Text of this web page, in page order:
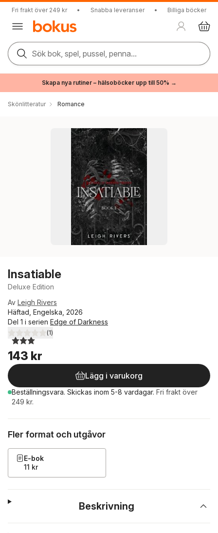
Fri frakt över 249 kr • Snabba leveranser • Billiga böcker
Sök bok, spel, pussel, penna...
Skapa nya rutiner – hälsoböcker upp till 50% →
Skönlitteratur Romance
Insatiable
Deluxe Edition
Av Leigh Rivers
Häftad, Engelska, 2026
Del 1 i serien Edge of Darkness
3,0utav 5 stjärnor. Totalt antal röster:
(1)
143 kr
Lägg i varukorg
Beställningsvara. Skickas inom 5-8 vardagar. Fri frakt över
249 kr.
Fler format och utgåvor
E-bok
11 kr
Beskrivning